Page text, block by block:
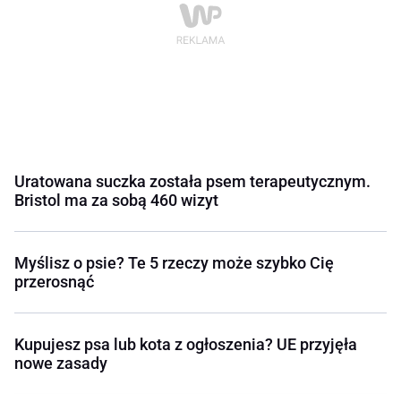
Uratowana suczka została psem terapeutycznym.
Bristol ma za sobą 460 wizyt
Myślisz o psie? Te 5 rzeczy może szybko Cię
przerosnąć
Kupujesz psa lub kota z ogłoszenia? UE przyjęła
nowe zasady